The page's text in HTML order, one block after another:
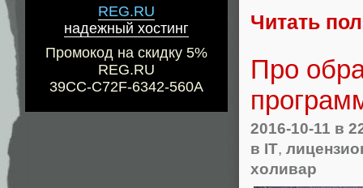
REG.RU
надежный хостинг
Промокод на скидку 5%
REG.RU
39CC-C72F-6342-560A
Читать
Про
2016-10-11 в
в IT,
холивар